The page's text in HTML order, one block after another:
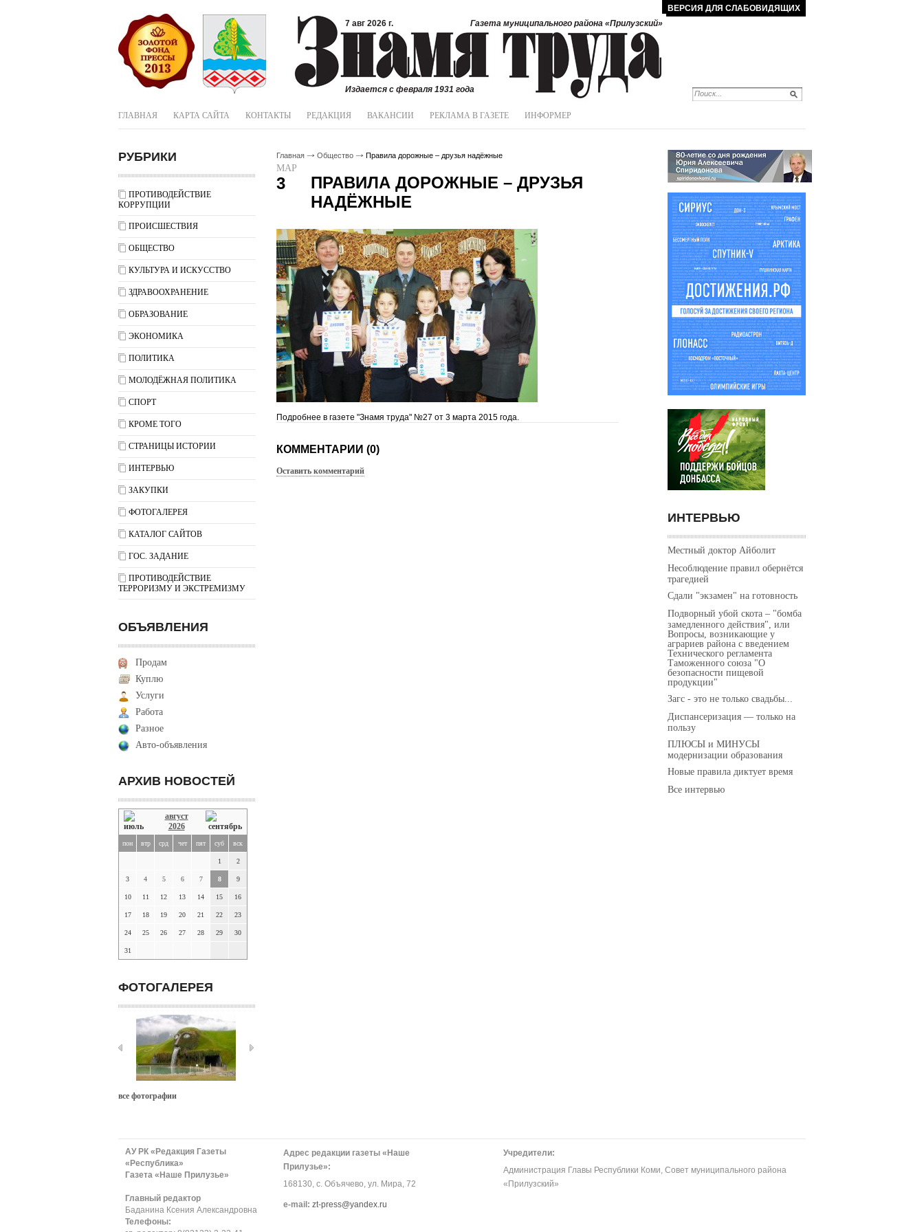
ВЕРСИЯ ДЛЯ СЛАБОВИДЯЩИХ
7 авг 2026 г.
Газета муниципального района «Прилузский»
Издается с февраля 1931 года
ГЛАВНАЯ КАРТА САЙТА КОНТАКТЫ РЕДАКЦИЯ ВАКАНСИИ РЕКЛАМА В ГАЗЕТЕ ИНФОРМЕР
РУБРИКИ
ПРОТИВОДЕЙСТВИЕ
КОРРУПЦИИ
ПРОИСШЕСТВИЯ
ОБЩЕСТВО
КУЛЬТУРА И ИСКУССТВО
ЗДРАВООХРАНЕНИЕ
ОБРАЗОВАНИЕ
ЭКОНОМИКА
ПОЛИТИКА
МОЛОДЁЖНАЯ ПОЛИТИКА
СПОРТ
КРОМЕ ТОГО
СТРАНИЦЫ ИСТОРИИ
ИНТЕРВЬЮ
ЗАКУПКИ
ФОТОГАЛЕРЕЯ
КАТАЛОГ САЙТОВ
ГОС. ЗАДАНИЕ
ПРОТИВОДЕЙСТВИЕ
ТЕРРОРИЗМУ И ЭКСТРЕМИЗМУ
ОБЪЯВЛЕНИЯ
Продам
Куплю
Услуги
Работа
Разное
Авто-объявления
АРХИВ НОВОСТЕЙ
август
2026
пон втр срд чет пят суб вск
1 2
3 4 5 6 7 8 9
10 11 12 13 14 15 16
17 18 19 20 21 22 23
24 25 26 27 28 29 30
31
ФОТОГАЛЕРЕЯ
все фотографии
Главная Общество Правила дорожные – друзья надёжные
МАР
3
ПРАВИЛА ДОРОЖНЫЕ – ДРУЗЬЯ
НАДЁЖНЫЕ
Подробнее в газете "Знамя труда" №27 от 3 марта 2015 года.
КОММЕНТАРИИ (0)
Оставить комментарий
ИНТЕРВЬЮ
Местный доктор Айболит
Несоблюдение правил обернётся
трагедией
Сдали "экзамен" на готовность
Подворный убой скота – "бомба
замедленного действия", или
Вопросы, возникающие у
аграриев района с введением
Технического регламента
Таможенного союза "О
безопасности пищевой
продукции"
Загс - это не только свадьбы...
Диспансеризация — только на
пользу
ПЛЮСЫ и МИНУСЫ
модернизации образования
Новые правила диктует время
Все интервью
АУ РК «Редакция Газеты
«Республика»
Газета «Наше Прилузье»
Главный редактор
Баданина Ксения Александровна
Телефоны:
Адрес редакции газеты «Наше
Прилузье»:
168130, с. Объячево, ул. Мира, 72
е-mail: zt-press@yandex.ru
Учредители:
Администрация Главы Республики Коми, Совет муниципального района
«Прилузский»